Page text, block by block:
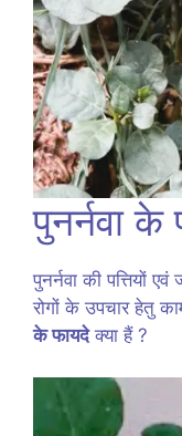
पुनर्नवा के
पुनर्नवा की पत्तियों
रोगों के उपचार हेतु
के फायदेक्या हैं ?